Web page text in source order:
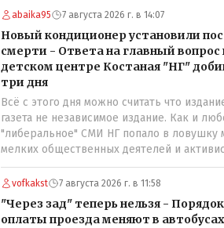
улицы дарить? При СССР что то знали о
нехорошее? Ну и сейчас значит не надо.
как-нибудь vofkakst: Где ономасты,
за возвращение исторических
вернули же историческое Кустанай
название городишка
abaika95 7 августа 2026 г. в 14:07
Новый кондиционер установили
смерти - Ответа на главный вопрос
детском центре Костаная "НГ"
три дня
Всё с этого дня можно считать что
газета не независимое издание. Как и
"либеральное" СМИ НГ попало в ловушку
мелких общественных деятелей и
Теперь любой активист и НПОшник будет
и диктовать условия газете
бомбордируя ее пока та не начнет писать
надо" определенному кругу лиц.
vofkakst 7 августа 2026 г. в 11:58
"Через зад" теперь нельзя -
оплаты проезда меняют в автобусах